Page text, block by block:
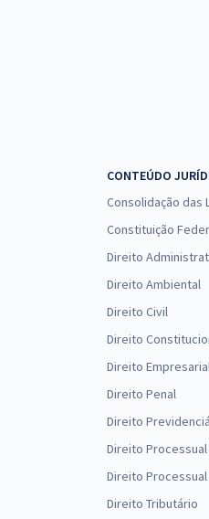
CONTEÚDO
Consolidação das
Constituição
Direito
Direito Ambiental
Direito Civil
Direito
Direito
Direito Penal
Direito
Direito Processual
Direito Processual
Direito Tributário